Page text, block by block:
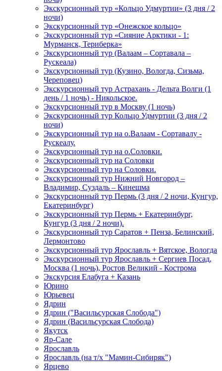
Экскурсионный тур «Кольцо Удмуртии» (3 дня / 2
ночи)
Экскурсионный тур «Онежское кольцо»
Экскурсионный тур «Сияние Арктики - 1:
Мурманск, Териберка»
Экскурсионный тур (Валаам – Сортавала –
Рускеала)
Экскурсионный тур (Кузино, Вологда, Сизьма,
Череповец)
Экскурсионный тур Астрахань - Дельта Волги (1
день / 1 ночь) - Никольское.
Экскурсионный тур в Москву (1 ночь)
Экскурсионный тур Кольцо Удмуртии (3 дня / 2
ночи)
Экскурсионный тур на о.Валаам - Сортавалу -
Рускеалу.
Экскурсионный тур на о.Соловки.
Экскурсионный тур на Соловки
Экскурсионный тур на Соловки.
Экскурсионный тур Нижний Новгород –
Владимир, Суздаль – Кинешма
Экскурсионный тур Пермь (3 дня / 2 ночи, Кунгур,
Екатеринбург)
Экскурсионный тур Пермь + Екатеринбург,
Кунгур (3 дня / 2 ночи).
Экскурсионный тур Саратов + Пенза, Белинский,
Лермонтово
Экскурсионный тур Ярославль + Вятское, Вологда
Экскурсионный тур Ярославль + Сергиев Посад,
Москва (1 ночь), Ростов Великий - Кострома
Экскурсия Елабуга + Казань
Юрино
Юрьевец
Ядрин
Ядрин ("Васильсурская Слобода")
Ядрин (Васильсурская Слобода)
Якутск
Яр-Сале
Ярославль
Ярославль (на т/х "Мамин-Сибиряк")
Ярцево